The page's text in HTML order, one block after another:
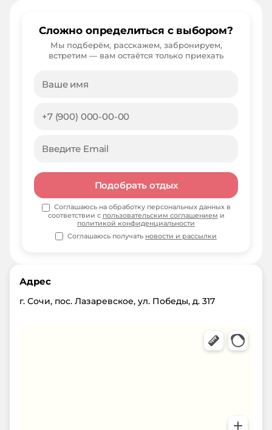
Адрес
г. Сочи, пос. Лазаревское, ул. Победы, д. 317
Сложно определиться с выбором?
Мы подберём, расскажем, забронируем,
встретим — вам остаётся только приехать
Подобрать отдых
Соглашаюсь на обработку персональных данных в
соответствии с пользовательским соглашением и
политикой конфиденциальности
Соглашаюсь получать новости и рассылки